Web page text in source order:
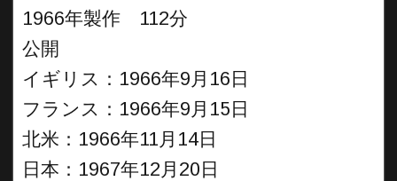
1966年製作 112分
公開
イギリス：1966年9月16日
フランス：1966年9月15日
北米：1966年11月14日
日本：1967年12月20日